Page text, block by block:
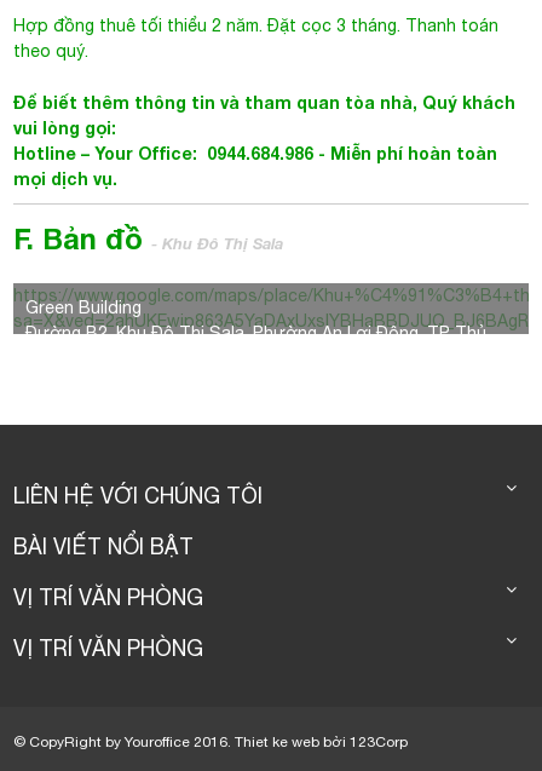
Hợp đồng thuê tối thiểu 2 năm. Đặt cọc 3 tháng. Thanh toán
theo quý.
Để biết thêm thông tin và tham quan tòa nhà, Quý khách
vui lòng gọi:
Hotline – Your Office: 0944.684.986 - Miễn phí hoàn toàn
mọi dịch vụ.
F. Bản đồ- Khu Đô Thị Sala
Green Building
Đường B2, Khu Đô Thị Sala, Phường An Lợi Đông, TP. Thủ
https://www.google.com/maps/place/
LIÊN HỆ VỚI CHÚNG TÔI
BÀI VIẾT NỔI BẬT
VỊ TRÍ VĂN PHÒNG
VỊ TRÍ VĂN PHÒNG
© CopyRight by Youroffice 2016.Thiet ke web bởi123Corp